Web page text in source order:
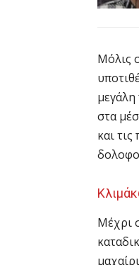
Μόλις
στα
και
Μέχρι